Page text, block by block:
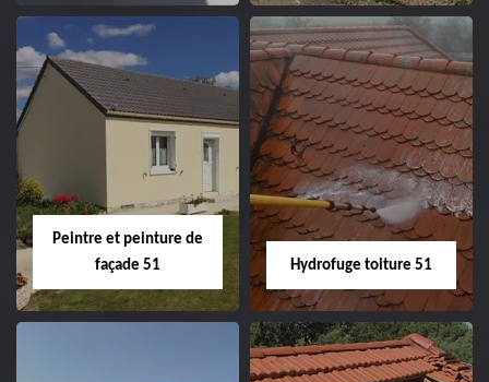
Peintre intérieur
Habillage planche
de rive 51
Peintre et peinture de
façade 51
Hydrofuge toiture 51